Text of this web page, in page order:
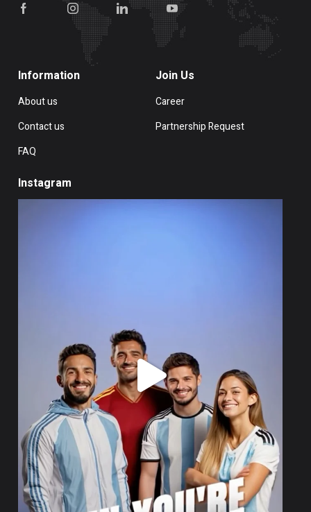
Information
About us
Contact us
FAQ
Join Us
Career
Partnership Request
Instagram